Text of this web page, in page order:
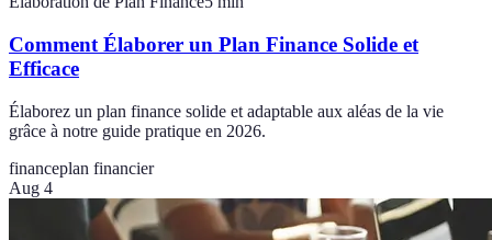
Comment Élaborer un Plan Finance Solide et
Efficace
Élaborez un plan finance solide et adaptable aux aléas de la vie
grâce à notre guide pratique en 2026.
financeplan financier
Aug 4